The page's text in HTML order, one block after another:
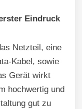
Eindruck
Netzteil, eine
Kabel, sowie
Gerät wirkt
hochwertig und
gut zu